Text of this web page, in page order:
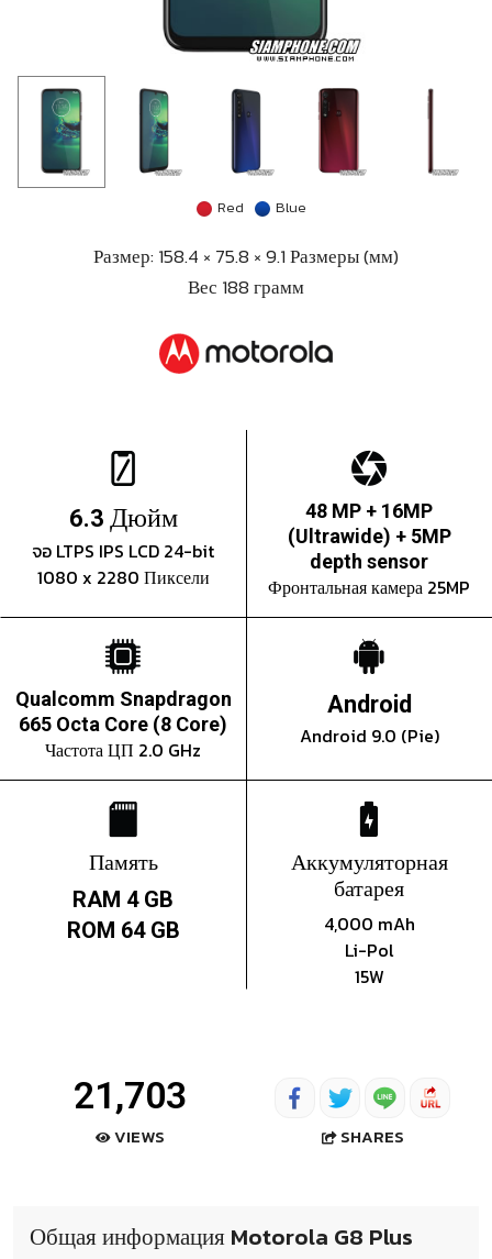
Red Blue
Размер: 158.4 × 75.8 × 9.1 Размеры (мм)
Вес 188 грамм
6.3 Дюйм
จอ LTPS IPS LCD 24-bit
1080 x 2280 Пиксели
48 MP + 16MP
(Ultrawide) + 5MP
depth sensor
Фронтальная камера 25MP
Qualcomm Snapdragon
665 Octa Core (8 Core)
Частота ЦП 2.0 GHz
Android
Android 9.0 (Pie)
Память
RAM 4 GB
ROM 64 GB
Аккумуляторная
батарея
4,000 mAh
Li-Pol
15W
21,703
VIEWS SHARES
Общая информация Motorola G8 Plus